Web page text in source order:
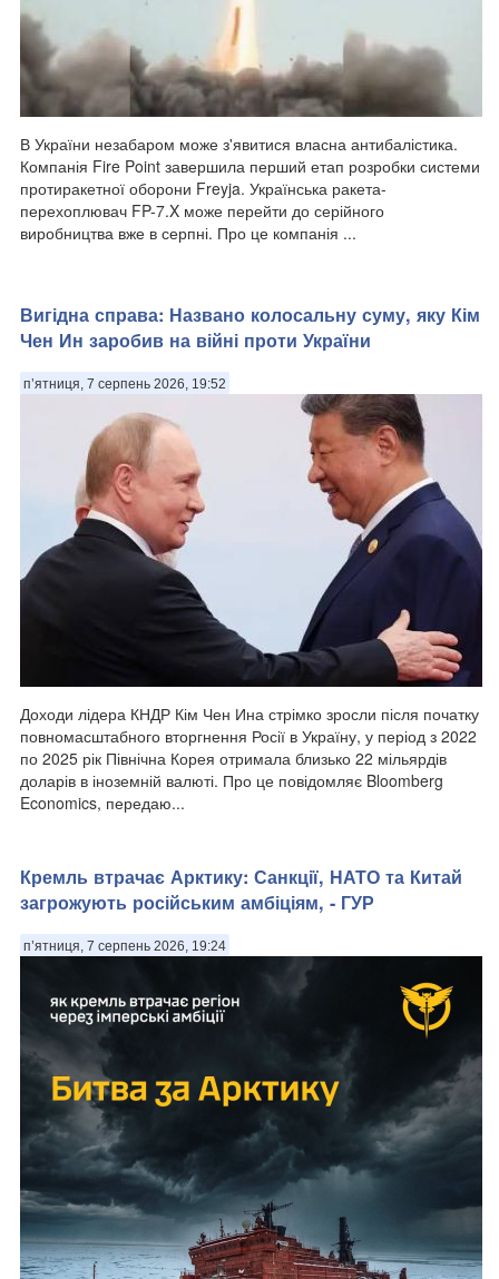
В України незабаром може з'явитися власна антибалістика.
Компанія Fire Point завершила перший етап розробки системи
протиракетної оборони Freyja. Українська ракета-
перехоплювач FP-7.X може перейти до серійного
виробництва вже в серпні. Про це компанія ...
Вигідна справа: Названо колосальну суму, яку Кім
Чен Ин заробив на війні проти України
п’ятниця, 7 серпень 2026, 19:52
Доходи лідера КНДР Кім Чен Ина стрімко зросли після початку
повномасштабного вторгнення Росії в Україну, у період з 2022
по 2025 рік Північна Корея отримала близько 22 мільярдів
доларів в іноземній валюті. Про це повідомляє Bloomberg
Economics, передаю...
Кремль втрачає Арктику: Санкції, НАТО та Китай
загрожують російським амбіціям, - ГУР
п’ятниця, 7 серпень 2026, 19:24